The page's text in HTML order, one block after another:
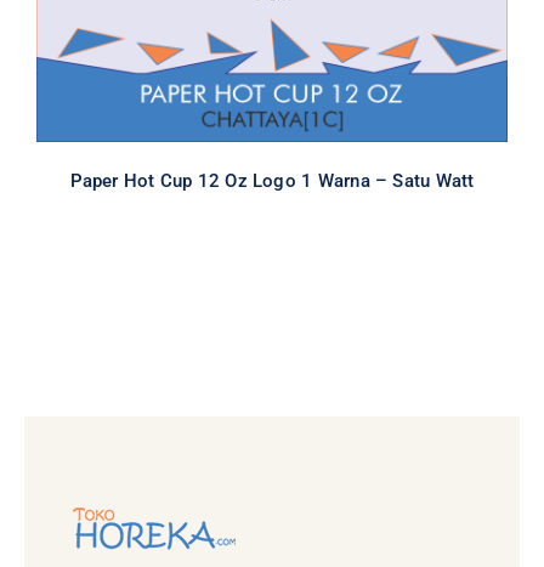
Paper Hot Cup 12 Oz Logo 1 Warna – Satu Watt